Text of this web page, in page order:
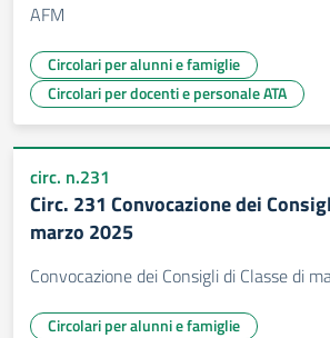
AFM
Circolari per alunni e famiglie
Circolari per docenti e personale ATA
circ. n.231
Circ. 231 Convocazione dei
marzo 2025
Convocazione dei Consigli di Classe di
Circolari per alunni e famiglie